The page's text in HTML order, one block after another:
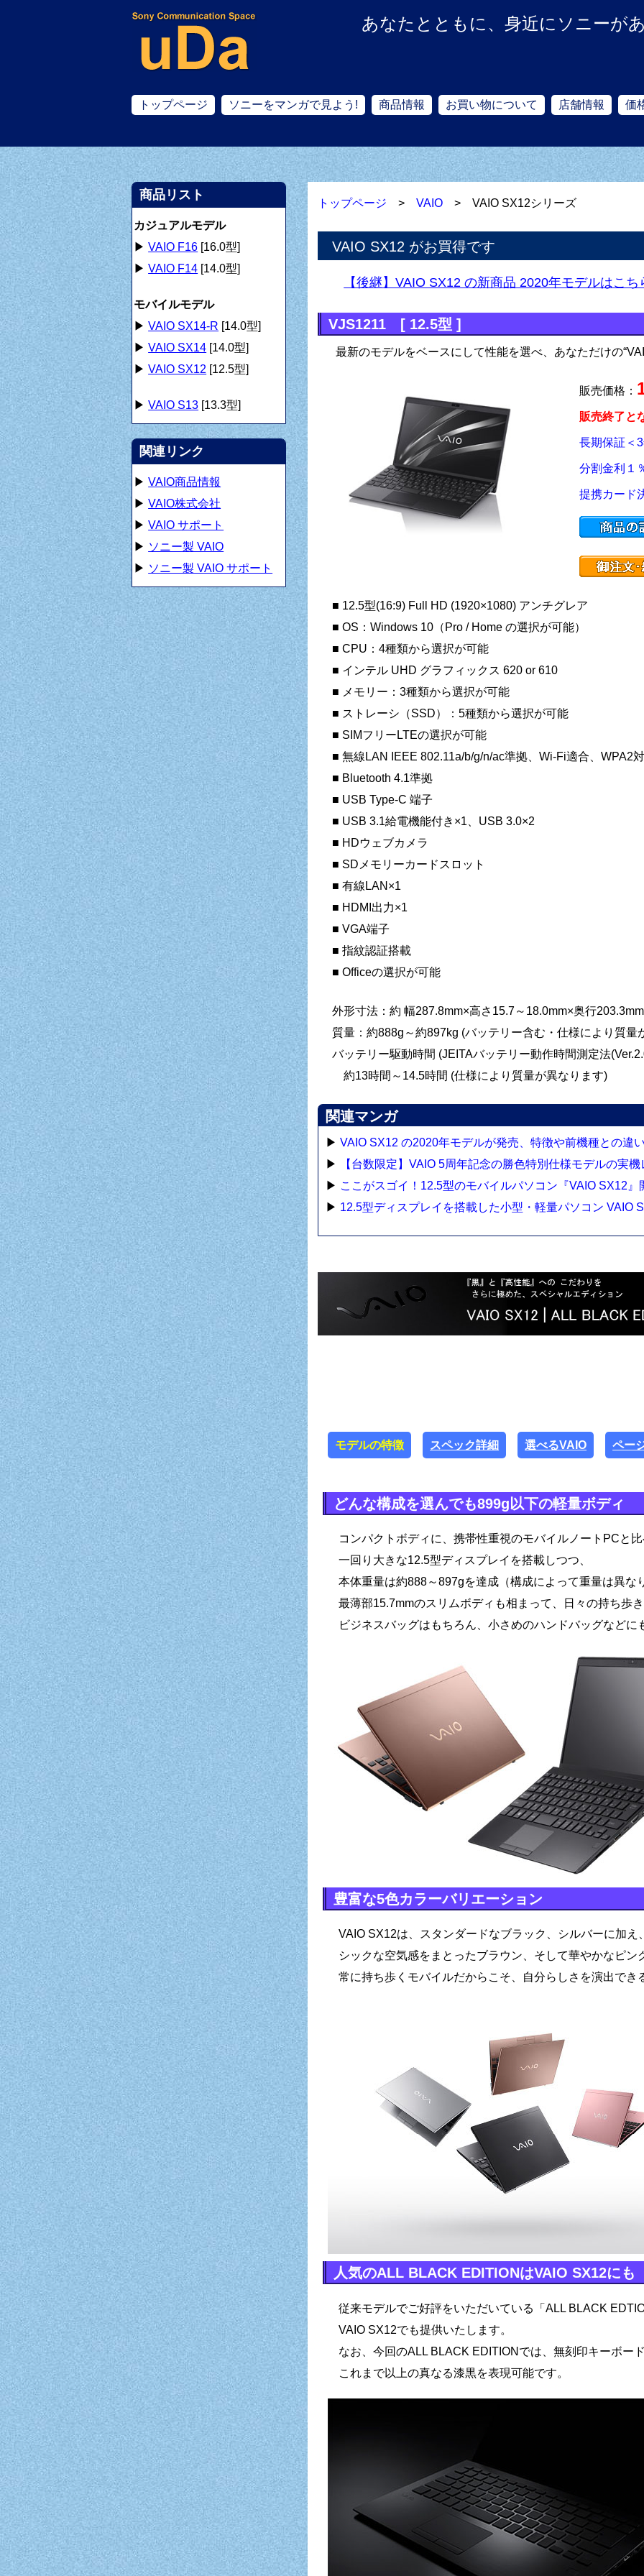
あなたとともに、身近にソニーが
トップページ ソニーをマンガで見よう! 商品情報 お買い物について 店舗情報 価
トップページ >VAIO > VAIO SX12シリーズ
VAIO SX12 がお買得です
【後継】VAIO SX12 の新商品 2020年モデルはこち
VJS1211 [ 12.5型 ]
最新のモデルをベースにして性能を選べ、あなただけの
販売価格：
販売終了と
長期保証＜
分割金利１
提携カード
■ 12.5型(16:9) Full HD (1920×1080) アンチグレア
■ OS：Windows 10（Pro / Home の選択が可能）
■ CPU：4種類から選択が可能
■ インテル UHD グラフィックス 620 or 610
■ メモリー：3種類から選択が可能
■ ストレーシ（SSD）：5種類から選択が可能
■ SIMフリーLTEの選択が可能
■ 無線LAN IEEE 802.11a/b/g/n/ac準拠、Wi-Fi適合、WPA2
■ Bluetooth 4.1準拠
■ USB Type-C 端子
■ USB 3.1給電機能付き×1、USB 3.0×2
■ HDウェブカメラ
■ SDメモリーカードスロット
■ 有線LAN×1
■ HDMI出力×1
■ VGA端子
■ 指紋認証搭載
■ Officeの選択が可能
外形寸法：約 幅287.8mm×高さ15.7～18.0mm×奥行203.3mm
質量：約888g～約897kg (バッテリー含む・仕様により質量
バッテリー駆動時間 (JEITAバッテリー動作時間測定法
約13時間～14.5時間 (仕様により質量が異なります)
関連マンガ
▶VAIO SX12 の2020年モデルが発売、特徴や前機種との違
▶
【台数限定】VAIO 5周年記念の勝色特別仕様モデルの実
▶ ここがスゴイ！12.5型のモバイルパソコン『VAIO SX12』
▶ 12.5型ディスプレイを搭載した小型・軽量パソコン VAIO
モデルの特徴 スペック詳細 選べるVAIO ペー
どんな構成を選んでも899g以下の軽量ボディ
コンパクトボディに、携帯性重視のモバイルノートPCと
一回り大きな12.5型ディスプレイを搭載しつつ、
本体重量は約888～897gを達成（構成によって重量は異な
最薄部15.7mmのスリムボディも相まって、日々の持ち歩
ビジネスバッグはもちろん、小さめのハンドバッグなどに
豊富な5色カラーバリエーション
VAIO SX12は、スタンダードなブラック、シルバーに加え
シックな空気感をまとったブラウン、そして華やかなピン
常に持ち歩くモバイルだからこそ、自分らしさを演出でき
人気のALL BLACK EDITIONはVAIO SX12にも
従来モデルでご好評をいただいている「ALL BLACK
VAIO SX12でも提供いたします。
なお、今回のALL BLACK EDITIONでは、無刻印キーボー
これまで以上の真なる漆黒を表現可能です。
商品リスト
カジュアルモデル
▶VAIO F16 [16.0型]
▶VAIO F14 [14.0型]
モバイルモデル
▶VAIO SX14-R [14.0型]
▶VAIO SX14 [14.0型]
▶VAIO SX12 [12.5型]
▶VAIO S13 [13.3型]
関連リンク
▶VAIO商品情報
▶VAIO株式会社
▶VAIO サポート
▶ ソニー製 VAIO
▶ ソニー製 VAIO サポート